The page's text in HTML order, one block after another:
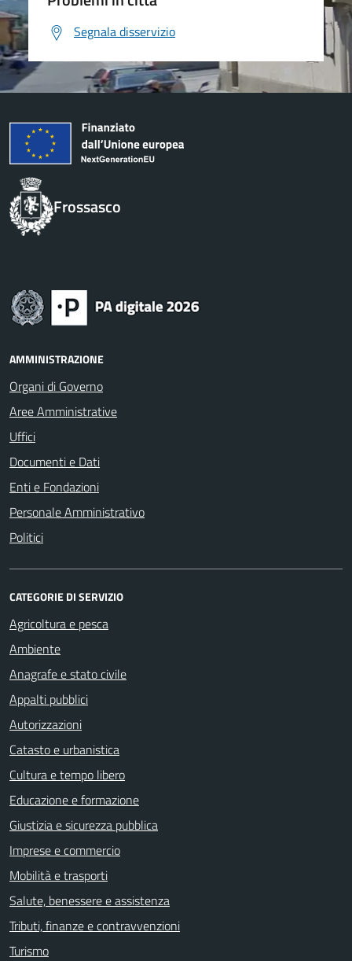
Segnala disservizio
Frossasco
AMMINISTRAZIONE
Organi di Governo
Aree Amministrative
Uffici
Documenti e Dati
Enti e Fondazioni
Personale Amministrativo
Politici
CATEGORIE DI SERVIZIO
Agricoltura e pesca
Ambiente
Anagrafe e stato civile
Appalti pubblici
Autorizzazioni
Catasto e urbanistica
Cultura e tempo libero
Educazione e formazione
Giustizia e sicurezza pubblica
Imprese e commercio
Mobilità e trasporti
Salute, benessere e assistenza
Tributi, finanze e contravvenzioni
Turismo